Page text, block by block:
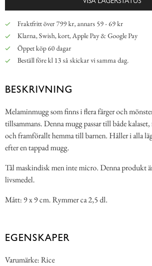
Fraktfritt över 799 kr, annars 59 - 69 kr
Klarna, Swish, kort, Apple Pay & Google Pay
Öppet köp 60 dagar
Beställ före kl 13 så skickar vi samma dag.
BESKRIVNING
Melaminmugg som finns i flera färger och
tillsammans. Denna mugg passar till både
och framförallt hemma till barnen. Håller i alla
efter en tappad mugg.
Tål maskindisk men inte micro. Denna produkt
livsmedel.
Mått: 9 x 9 cm. Rymmer ca 2,5 dl.
EGENSKAPER
Varumärke: Rice